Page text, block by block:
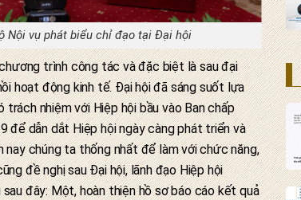
Nội vụ phát biểu chỉ đạo tại Đại hội
trình công tác và đặc biệt là sau đại
hoạt động kinh tế. Đại hội đã sáng suốt lựa
nhiệm với Hiệp hội bầu vào Ban chấp
để dẫn dắt Hiệp hội ngày càng phát triển và
chúng ta thống nhất để làm với chức năng,
đề nghị sau Đại hội, lãnh đạo Hiệp hội
đây: Một, hoàn thiện hồ sơ báo cáo kết quả